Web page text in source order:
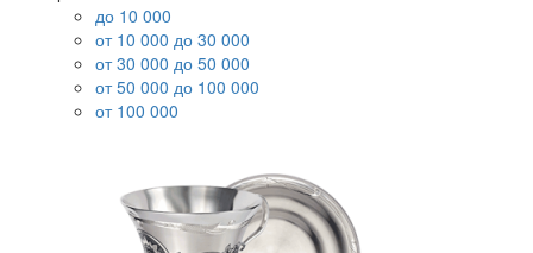
до 10 000
от 10 000 до 30 000
от 30 000 до 50 000
от 50 000 до 100 000
от 100 000